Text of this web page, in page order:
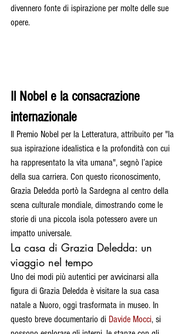
divennero fonte di ispirazione per molte delle sue
opere.
Il Nobel e la consacrazione
internazionale
Il Premio Nobel per la Letteratura, attribuito per "la
sua ispirazione idealistica e la profondità con cui
ha rappresentato la vita umana", segnò l’apice
della sua carriera. Con questo riconoscimento,
Grazia Deledda portò la Sardegna al centro della
scena culturale mondiale, dimostrando come le
storie di una piccola isola potessero avere un
impatto universale.
La casa di Grazia Deledda: un
viaggio nel tempo
Uno dei modi più autentici per avvicinarsi alla
figura di Grazia Deledda è visitare la sua casa
natale a Nuoro, oggi trasformata in museo. In
questo breve documentario di Davide Mocci, si